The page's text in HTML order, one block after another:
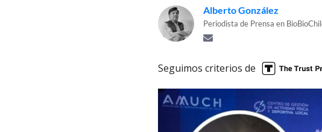
Alberto González
Periodista de Prensa en
Seguimos criterios de